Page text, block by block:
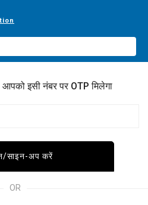
आपको इसी नंबर पर OTP मिलेगा
साइन-अप करें
OR